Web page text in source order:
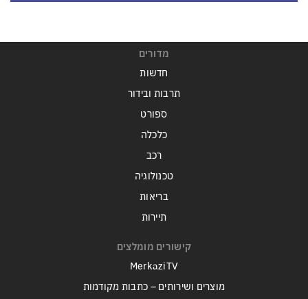
מדורים
חדשות
תרבות ובידור
ספורט
כלכלה
רכב
טכנולוגיה
בריאות
תיירות
קישורים מומלצים
MerkaziTV
מוצרים ושירותים – כתבות מקודמות